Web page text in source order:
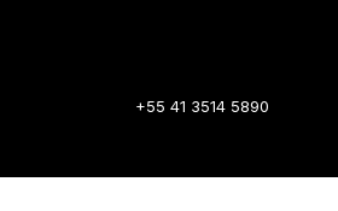
+55 41 3514 5890